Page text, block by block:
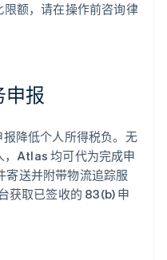
额，请在操作前咨询律
申报
降低个人所得税负。无
，Atlas 均可代为完成申
送并附带物流追踪服
获取已签收的 83(b) 申